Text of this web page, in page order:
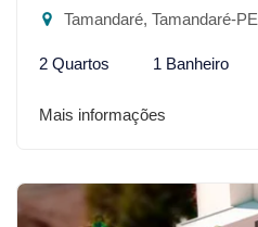
Tamandaré, Tamandaré-PE
2 Quartos 1 Banheiro
Mais informações